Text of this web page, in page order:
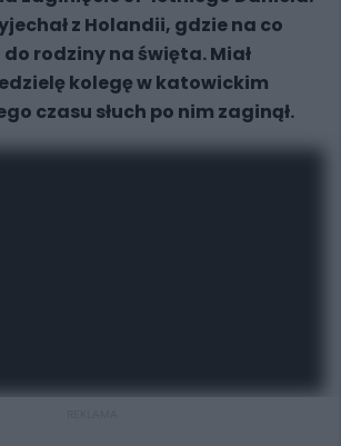
z Holandii, gdzie na co
rodziny na święta. Miał
kolegę w katowickim
czasu słuch po nim zaginął.